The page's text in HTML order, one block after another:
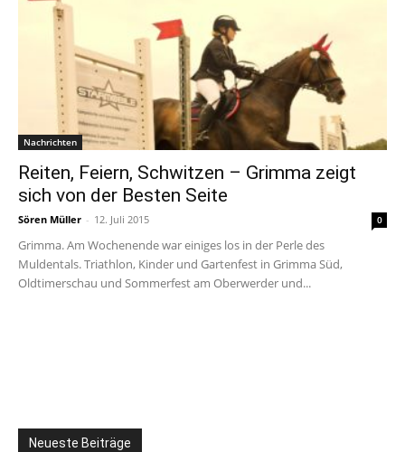
Nachrichten
Reiten, Feiern, Schwitzen – Grimma zeigt
sich von der Besten Seite
Sören Müller - 12. Juli 2015 0
Grimma. Am Wochenende war einiges los in der Perle des
Muldentals. Triathlon, Kinder und Gartenfest in Grimma Süd,
Oldtimerschau und Sommerfest am Oberwerder und...
Neueste Beiträge